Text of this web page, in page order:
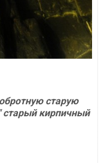
старую
старый кирпичный